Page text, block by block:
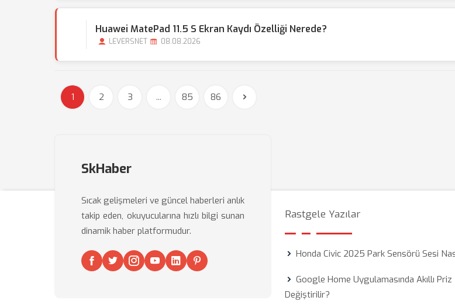
Huawei MatePad 11.5 S Ekran Kaydı Özelliği Nerede?
LEVERSNET 08.08.2026
1 2 3 ... 85 86
SkHaber
Sıcak gelişmeleri ve güncel haberleri anlık
takip eden, okuyucularına hızlı bilgi sunan
dinamik haber platformudur.
Rastgele Yazılar
Honda Civic 2025 Park Sensörü Sesi
Google Home Uygulamasında Akıllı Priz
Değiştirilir?